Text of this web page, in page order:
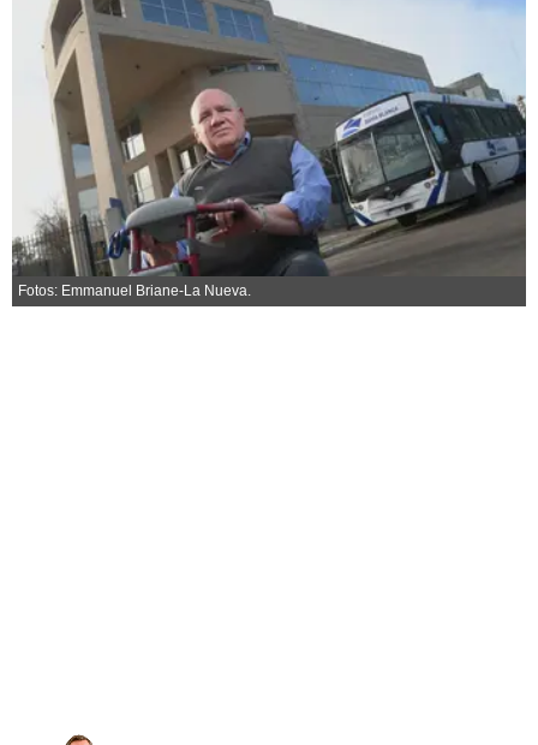
Espacio empresas
Sociedad y tiempo
libre
Sociedad
Tecnología
Turismo
Salud
Es viral
El tiempo
Fúnebres
Clasificados
Fotos: Emmanuel Briane-La Nueva.